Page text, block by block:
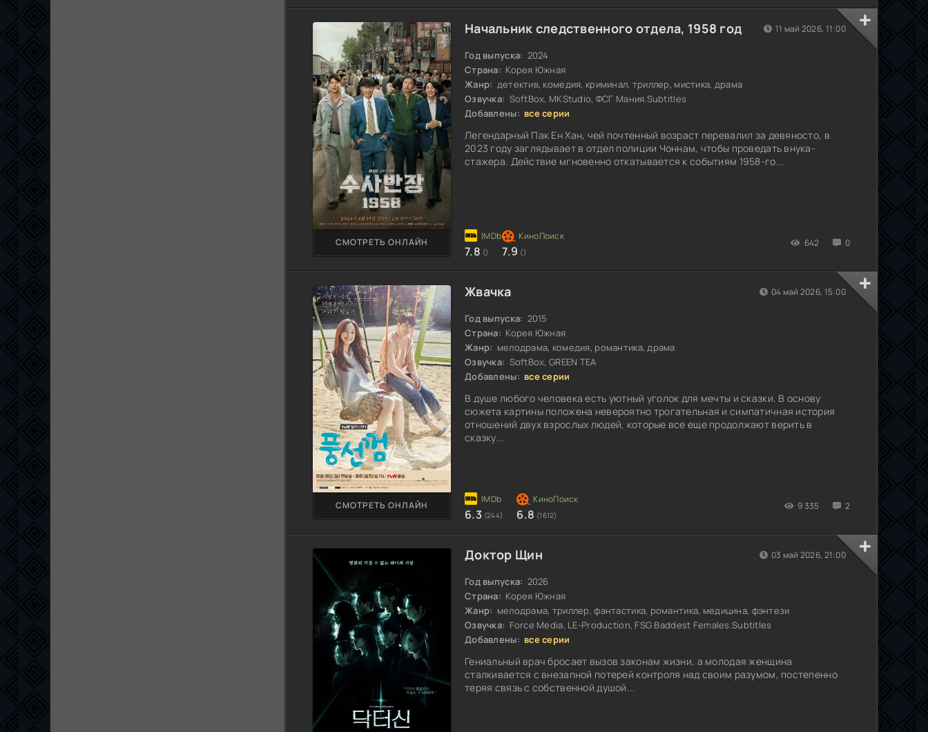
Начальник следственного отдела, 1958 год
Год выпуска: 2024
Страна: Корея Южная
Жанр: детектив, комедия, криминал, триллер, мистика, драма
Озвучка: SoftBox, MKStudio, ФСГ Мания.Subtitles
Добавлены: все серии
Легендарный Пак Ен Хан, чей почтенный возраст перевалил за девяносто, в
2023 году заглядывает в отдел полиции Чоннам, чтобы проведать внука-
стажера. Действие мгновенно откатывается к событиям 1958-го...
СМОТРЕТЬ ОНЛАЙН
7.8 () 7.9 ()
642 0
11 май 2026, 11:00
Жвачка
Год выпуска: 2015
Страна: Корея Южная
Жанр: мелодрама, комедия, романтика, драма
Озвучка: SoftBox, GREEN TEA
Добавлены: все серии
В душе любого человека есть уютный уголок для мечты и сказки. В основу
сюжета картины положена невероятно трогательная и симпатичная история
отношений двух взрослых людей, которые все еще продолжают верить в
сказку...
СМОТРЕТЬ ОНЛАЙН
6.3 (244) 6.8 (1612)
9 335 2
04 май 2026, 15:00
Доктор Щин
Год выпуска: 2026
Страна: Корея Южная
Жанр: мелодрама, триллер, фантастика, романтика, медицина, фэнтези
Озвучка: Force Media, LE-Production, FSG Baddest Females.Subtitles
Добавлены: все серии
Гениальный врач бросает вызов законам жизни, а молодая женщина
сталкивается с внезапной потерей контроля над своим разумом, постепенно
теряя связь с собственной душой...
03 май 2026, 21:00